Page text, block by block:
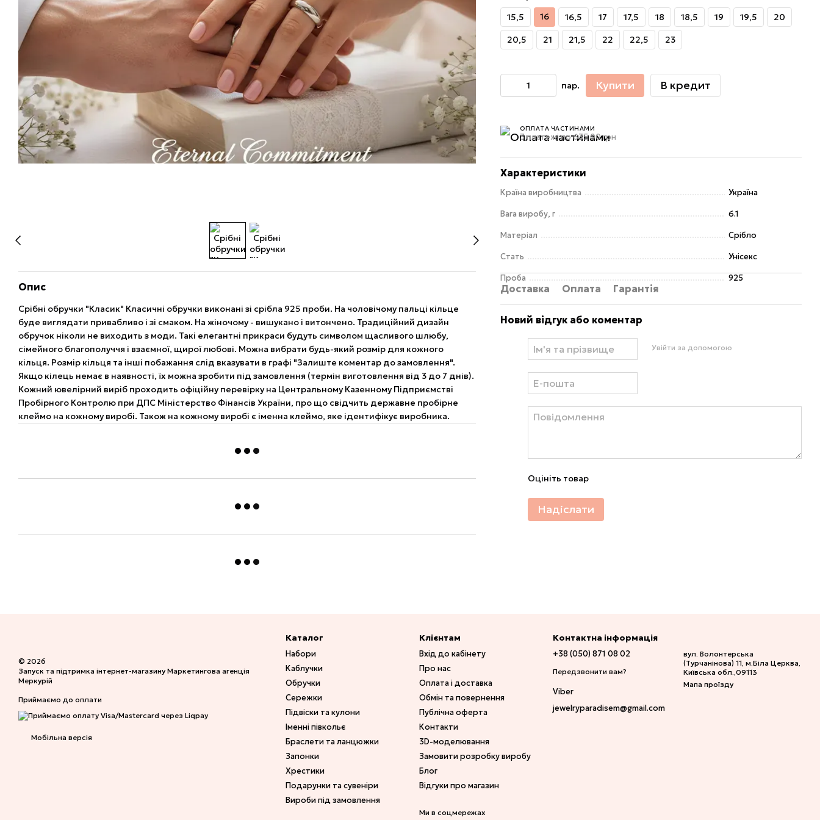
Опис
Срібні обручки "Класик" Класичні обручки виконані зі срібла 925 проби. На чоловічому пальці кільце
буде виглядати привабливо і зі смаком. На жіночому - вишукано і витончено. Традиційний дизайн
обручок ніколи не виходить з моди. Такі елегантні прикраси будуть символом щасливого шлюбу,
сімейного благополуччя і взаємної, щирої любові. Можна вибрати будь-який розмір для кожного
кільця. Розмір кільця та інші побажання слід вказувати в графі "Залиште коментар до замовлення".
Якщо кілець немає в наявності, їх можна зробити під замовлення (термін виготовлення від 3 до 7 днів).
Кожний ювелірний виріб проходить офіційну перевірку на Центральному Казенному Підприємстві
Пробірного Контролю при ДПС Міністерство Фінансів України, про що свідчить державне пробірне
клеймо на кожному виробі. Також на кожному виробі є іменна клеймо, яке ідентифікує виробника.
15,5 16 16,5 17 17,5 18 18,5 19 19,5 20
20,5 21 21,5 22 22,5 23
пар. Купити В кредит
ОПЛАТА ЧАСТИНАМИ
3 платежі по 635.00 грн
Характеристики
Країна виробництва Україна
Вага виробу, г 6.1
Матеріал Срібло
Стать Унісекс
Проба 925
Доставка Оплата Гарантія
Новий відгук або коментар
Увійти за допомогою
Оцініть товар
Надіслати
© 2026
Запуск та підтримка інтернет-магазину Маркетингова агенція
Меркурій
Приймаємо до оплати
Мобільна версія
Каталог
Набори
Каблучки
Обручки
Сережки
Підвіски та кулони
Іменні півкольє
Браслети та ланцюжки
Запонки
Хрестики
Подарунки та сувеніри
Вироби під замовлення
Клієнтам
Вхід до кабінету
Про нас
Оплата і доставка
Обмін та повернення
Публічна оферта
Контакти
3D-моделювання
Замовити розробку виробу
Блог
Відгуки про магазин
Ми в соцмережах
Контактна інформація
+38 (050) 871 08 02
Передзвонити вам?
Viber
jewelryparadisem@gmail.com
вул. Волонтерська
(Турчанінова) 11, м.Біла Церква,
Київська обл.,09113
Мапа проїзду